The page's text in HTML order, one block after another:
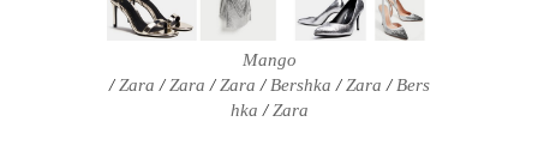
Mango
/ Zara / Zara / Zara / Bershka / Zara / Bers
hka / Zara